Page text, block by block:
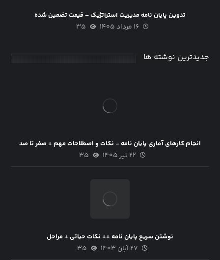
تدوین پایان نامه مدیریت استراتژیک – قیمت تضمین شده
۱۶ مرداد ۱۴۰۵ ۳۵
جدیدترین نوشته ها
انجام کارهای آماری پایان نامه – نکات و اصطلاحات مهم + صفر تا صد
۲۲ تیر ۱۴۰۵ ۳۵
نوشتن سریع پایان نامه ++ نکات حیاتی + مراحل
۲۷ آبان ۱۴۰۳ ۳۵